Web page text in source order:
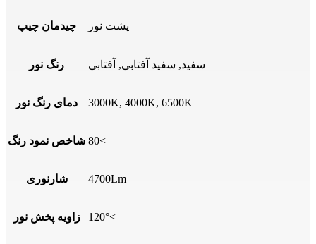
چیدمان چیپ پشت نور
رنگ نور سفید, سفید آفتابی, آفتابی
دمای رنگ نور 3000K, 4000K, 6500K
شاخص نمود رنگ 80<
شارنوری 4700Lm
زاویه پخش نور 120°<